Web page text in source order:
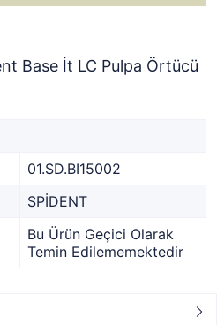
Base İt LC Pulpa Örtücü
01.SD.BI15002
SPİDENT
Bu Ürün Geçici Olarak
Temin Edilememektedir